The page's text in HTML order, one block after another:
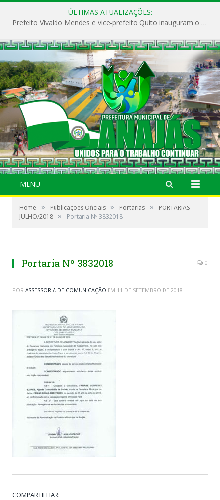
ÚLTIMAS ATUALIZAÇÕES:
Prefeito Vivaldo Mendes e vice-prefeito Quito inauguram o CAPS e fortalecem a saúde pública em Anajás.
MENU
Home » Publicações Oficiais » Portarias »
PORTARIAS
JULHO/2018 » Portaria Nº 3832018
Portaria Nº 3832018 0
POR ASSESSORIA DE COMUNICAÇÃO EM 11 DE SETEMBRO DE 2018
COMPARTILHAR: